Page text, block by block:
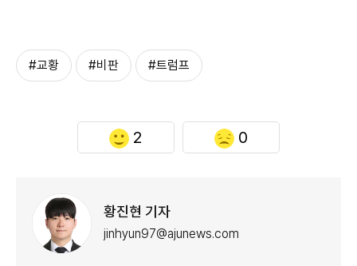
#교황 #비판 #트럼프
2 0
황진현 기자
jinhyun97@ajunews.com